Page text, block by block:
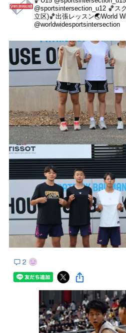
@sportsintersection_u12 🏀ス
立区)🏀出張レッスン🌏World
@worldwidesportsintersection